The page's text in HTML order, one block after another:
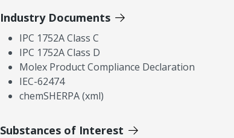
Industry Documents
IPC 1752A Class C
IPC 1752A Class D
Molex Product Compliance Declaration
IEC-62474
chemSHERPA (xml)
Substances of Interest